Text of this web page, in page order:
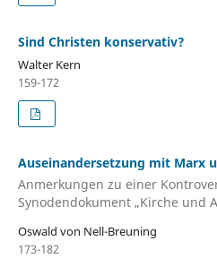
Sind Christen konservativ?
Walter Kern
159-172
Auseinandersetzung mit Marx
Anmerkungen zu einer
Synodendokument „Kirche und
Oswald von Nell-Breuning
173-182